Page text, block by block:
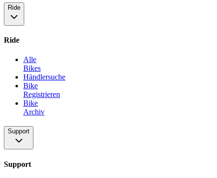
Ride
Ride
Alle
Bikes
Händlersuche
Bike
Registrieren
Bike
Archiv
Support
Support